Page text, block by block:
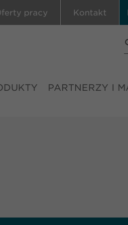
pracy Kontakt
PARTNERZY I